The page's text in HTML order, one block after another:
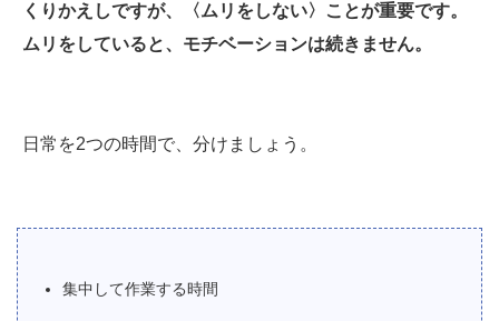
くりかえしですが、〈ムリをしない〉ことが重要です。
ムリをしていると、モチベーションは続きません。
日常を2つの時間で、分けましょう。
集中して作業する時間